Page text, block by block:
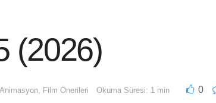
(2026)
Animasyon Film Önerileri Okuma Süresi: 1 min 0